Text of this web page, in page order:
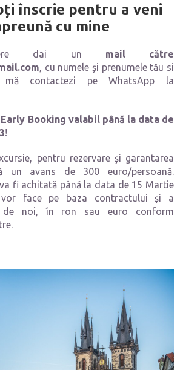
înscrie pentru a veni
cu mine
dai un mail către
, cu numele și prenumele tău si
contactezi pe WhatsApp la
Booking valabil până la data de
!
pentru rezervare și garantarea
un avans de 300 euro/persoană.
fi achitată până la data de 15 Martie
vor face pe baza contractului și a
de noi, în ron sau euro conform